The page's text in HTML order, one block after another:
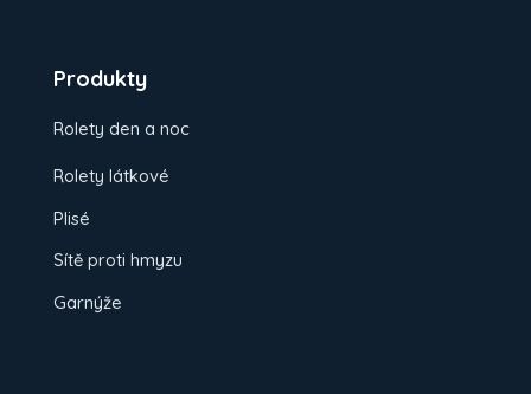
Produkty
Rolety den a noc
Rolety látkové
Plisé
Sítě proti hmyzu
Garnýže